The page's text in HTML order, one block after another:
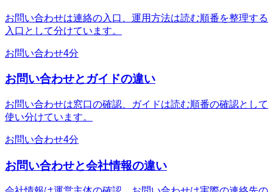
お問い合わせは連絡の入口、運用方法は読む順番を整理する
入口として分けています。
お問い合わせ4分
お問い合わせとガイドの違い
お問い合わせは窓口の確認、ガイドは読む順番の確認として
使い分けています。
お問い合わせ4分
お問い合わせと会社情報の違い